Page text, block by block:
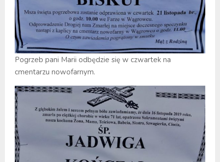
Pogrzeb pani Marii odbędzie się w czwartek na
cmentarzu nowofarnym.